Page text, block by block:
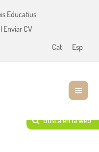
Educatius
| Enviar CV
Cat
Esp